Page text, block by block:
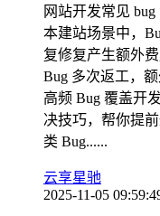
网站开发常见
本建站场景中，
复修复产生额外
Bug 多次返工，
高频 Bug 覆盖开
决技巧，帮你提
类 Bug......
云享星驰
2025-11-05